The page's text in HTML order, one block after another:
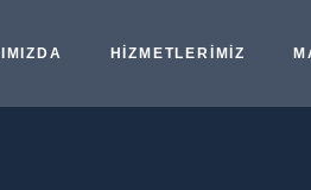
HIZMETLERIMIZ